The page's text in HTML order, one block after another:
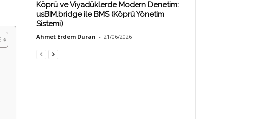
Köprü ve Viyadüklerde Modern Denetim:
usBIM.bridge ile BMS (Köprü Yönetim
Sistemi)
Ahmet Erdem Duran - 21/06/2026